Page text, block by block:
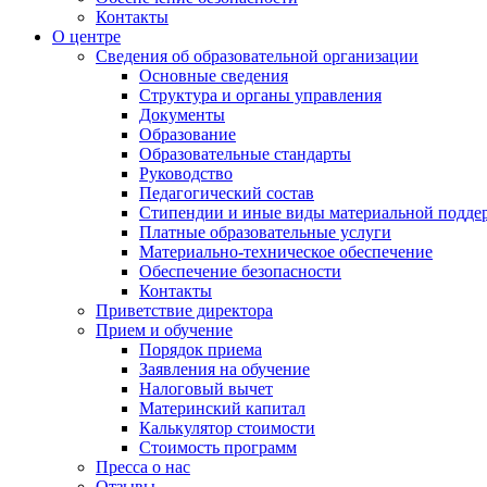
Контакты
О центре
Сведения об образовательной организации
Основные сведения
Структура и органы управления
Документы
Образование
Образовательные стандарты
Руководство
Педагогический состав
Стипендии и иные виды материальной
Платные образовательные услуги
Материально-техническое обеспечение
Обеспечение безопасности
Контакты
Приветствие директора
Прием и обучение
Порядок приема
Заявления на обучение
Налоговый вычет
Материнский капитал
Калькулятор стоимости
Стоимость программ
Пресса о нас